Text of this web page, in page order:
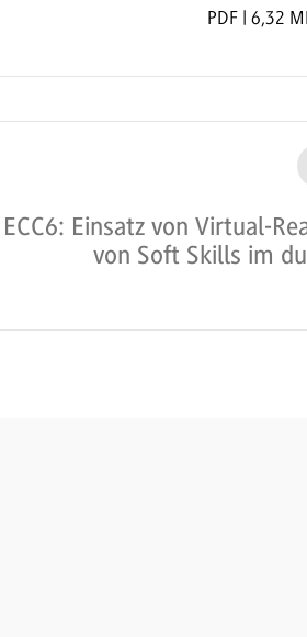
PDF | 6,32
ECC6: Einsatz von Virtual-
von Soft Skills im